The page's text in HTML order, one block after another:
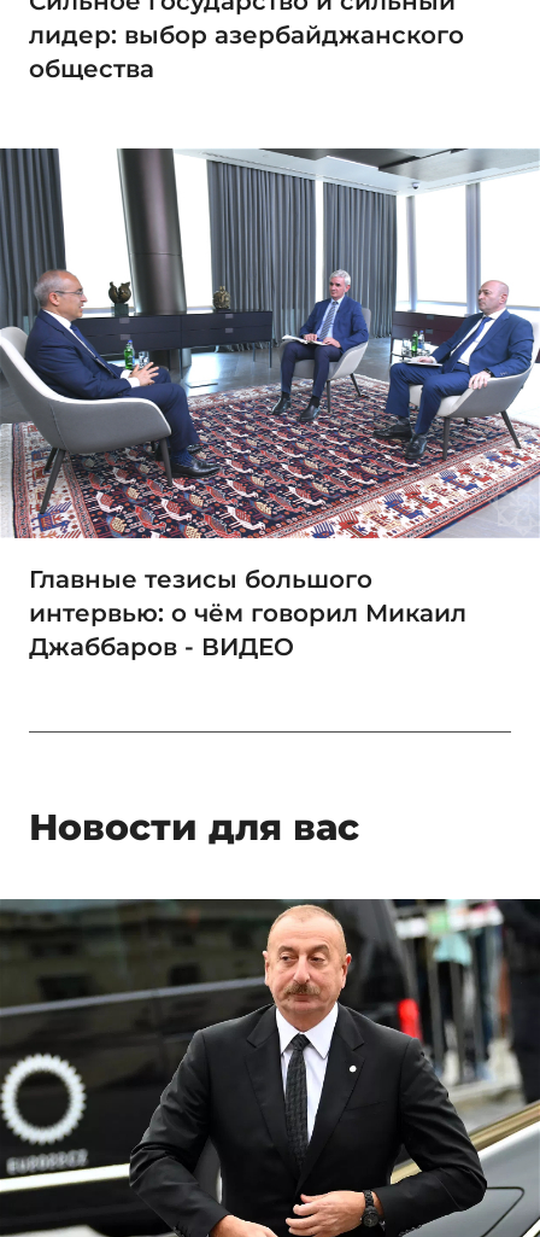
лидер: выбор азербайджанского
общества
Главные тезисы большого
интервью: о чём говорил Микаил
Джаббаров - ВИДЕО
Новости для вас